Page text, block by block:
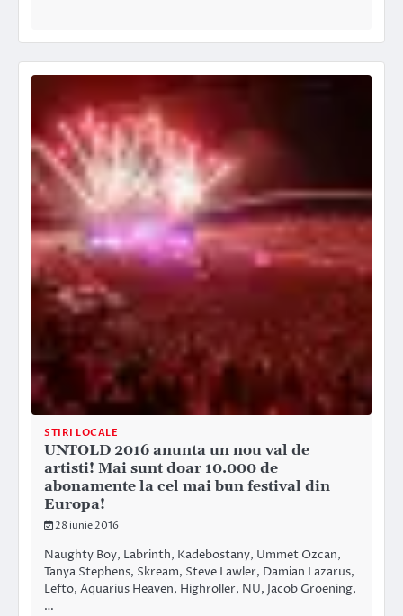
STIRI LOCALE
UNTOLD 2016 anunta un nou val de
artisti! Mai sunt doar 10.000 de
abonamente la cel mai bun festival din
Europa!
28 iunie 2016
Naughty Boy, Labrinth, Kadebostany, Ummet Ozcan,
Tanya Stephens, Skream, Steve Lawler, Damian Lazarus,
Lefto, Aquarius Heaven, Highroller, NU, Jacob Groening,
…